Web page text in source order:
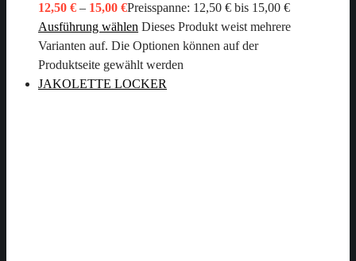
12,50 € – 15,00 €Preisspanne: 12,50 € bis 15,00 €
Ausführung wählen Dieses Produkt weist mehrere
Varianten auf. Die Optionen können auf der
Produktseite gewählt werden
JAKOLETTE LOCKER